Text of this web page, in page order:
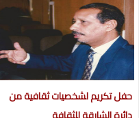
حفل تكريم لشخصيات ثقافية من